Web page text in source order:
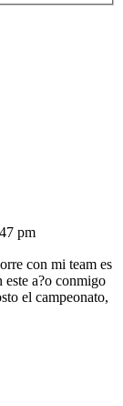
pm
con mi team es
a?o conmigo
el campeonato,